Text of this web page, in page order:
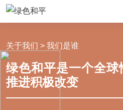
关于我们 > 我们是谁
绿色和平是一个全
推进积极改变